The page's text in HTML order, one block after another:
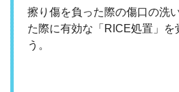
擦り傷を負った際の傷口の洗
た際に有効な「RICE処置」を
う。